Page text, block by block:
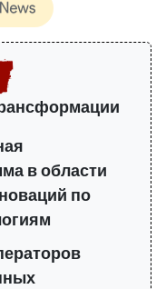
в области
по